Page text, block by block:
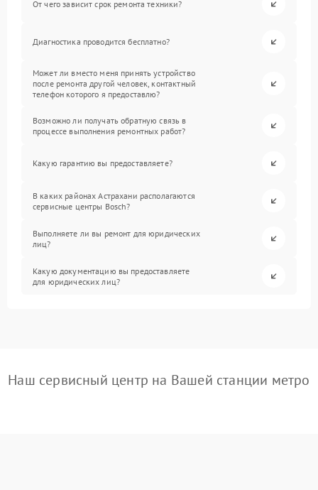
От чего зависит срок ремонта техники?
Диагностика проводится бесплатно?
Может ли вместо меня принять устройство
после ремонта другой человек, контактный
телефон которого я предоставлю?
Возможно ли получать обратную связь в
процессе выполнения ремонтных работ?
Какую гарантию вы предоставляете?
В каких районах Астрахани располагаются
сервисные центры Bosch?
Выполняете ли вы ремонт для юридических
лиц?
Какую документацию вы предоставляете
для юридических лиц?
Наш сервисный центр на Вашей станции метро